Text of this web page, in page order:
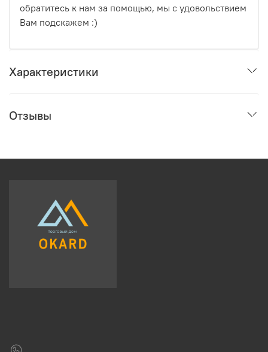
обратитесь к нам за помощью, мы с удовольствием
Вам подскажем :)
Характеристики
Отзывы